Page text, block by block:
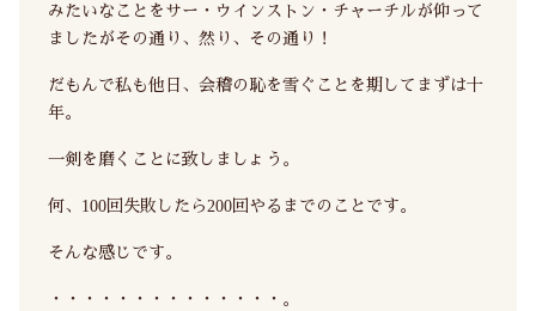
みたいなことをサー・ウインストン・チャーチルが仰って
ましたがその通り、然り、その通り！
だもんで私も他日、会稽の恥を雪ぐことを期してまずは十
年。
一剣を磨くことに致しましょう。
何、100回失敗したら200回やるまでのことです。
そんな感じです。
・・・・・・・・・・・・・・。